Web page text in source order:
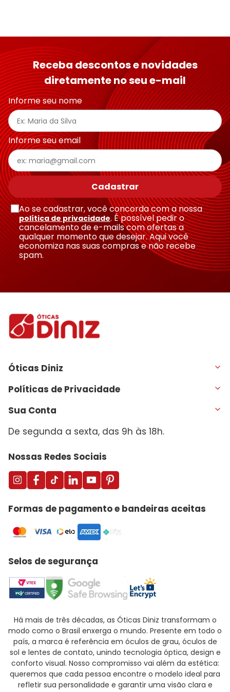
Receba descontos e novidades
diretamente no seu e-mail
Informe seu nome
Informe seu email
Cadastrar
Ao se cadastrar, você concorda com a nossa
política de privacidade. É possível pedir o
cancelamento de e-mails com ofertas a
qualquer momento que desejar. Aqui você
economiza nas suas compras e não recebe
spam.
Óticas Diniz
Políticas de Privacidade
Sua Conta
De segunda a sexta, das 9h às 18h.
Nossas Redes Sociais
Formas de pagamento e bandeiras aceitas
Selos de segurança
Há mais de três décadas, as Óticas Diniz transformam o
modo como o Brasil enxerga o mundo. Presente em todo o
país, a marca é referência em óculos de grau, óculos de
sol e lentes de contato, unindo tecnologia óptica, design e
conforto visual. Nosso compromisso vai além da estética:
queremos que cada pessoa encontre o modelo ideal para
refletir sua personalidade e garantir uma visão clara e